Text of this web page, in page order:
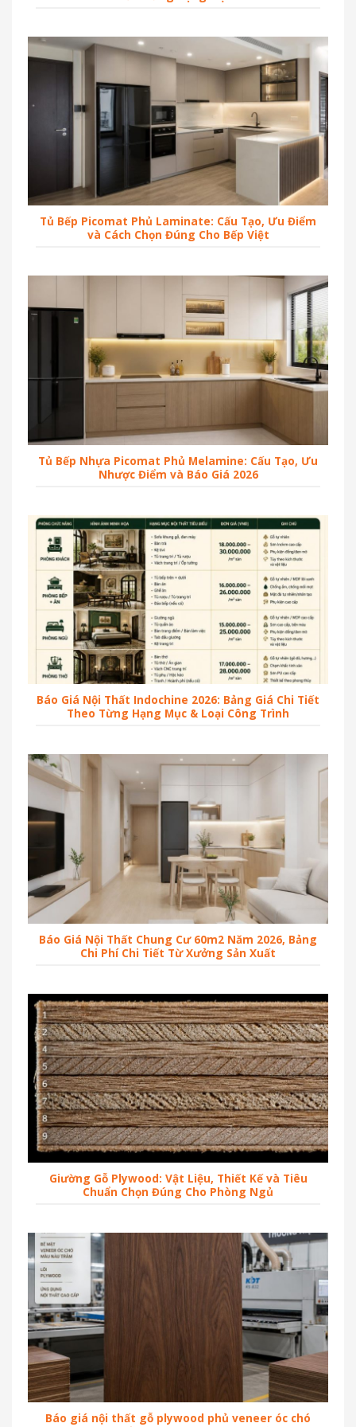
Tủ Bếp Picomat Phủ Laminate: Cấu Tạo, Ưu Điểm
và Cách Chọn Đúng Cho Bếp Việt
Tủ Bếp Nhựa Picomat Phủ Melamine: Cấu Tạo, Ưu
Nhược Điểm và Báo Giá 2026
Báo Giá Nội Thất Indochine 2026: Bảng Giá Chi Tiết
Theo Từng Hạng Mục & Loại Công Trình
Báo Giá Nội Thất Chung Cư 60m2 Năm 2026, Bảng
Chi Phí Chi Tiết Từ Xưởng Sản Xuất
Giường Gỗ Plywood: Vật Liệu, Thiết Kế và Tiêu
Chuẩn Chọn Đúng Cho Phòng Ngủ
Báo giá nội thất gỗ plywood phủ veneer óc chó